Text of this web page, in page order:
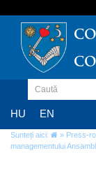
HU EN
Sunteți aici: » Press-
managementului